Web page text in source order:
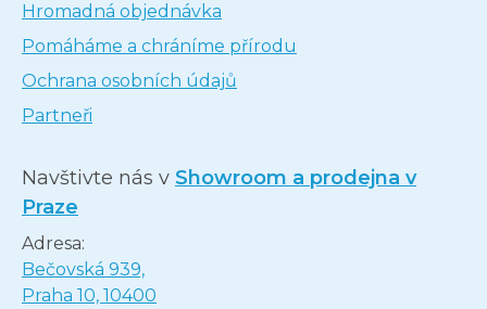
Hromadná objednávka
Pomáháme a chráníme přírodu
Ochrana osobních údajů
Partneři
Navštivte nás v Showroom a prodejna v
Praze
Adresa:
Bečovská 939,
Praha 10, 10400